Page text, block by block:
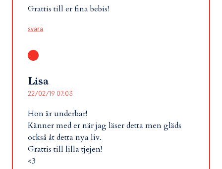
Grattis till er fina bebis!
svara
Lisa
22/02/19 07:03
Hon är underbar!
Känner med er när jag läser detta men gläds
också åt detta nya liv.
Grattis till lilla tjejen!
<3